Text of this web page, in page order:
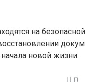
на
новой жизни.